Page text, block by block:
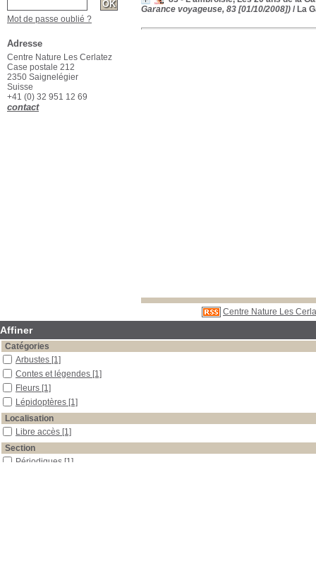
Garance voyageuse, 83 [01/10/2008]) / La
Centre Nature Les
Mot de passe oublié ?
Adresse
Centre Nature Les Cerlatez
Case postale 212
2350 Saignelégier
Suisse
+41 (0) 32 951 12 69
contact
Affiner
Catégories
Arbustes [1]
Contes et légendes [1]
Fleurs [1]
Lépidoptères [1]
Localisation
Libre accès [1]
Section
Périodiques [1]